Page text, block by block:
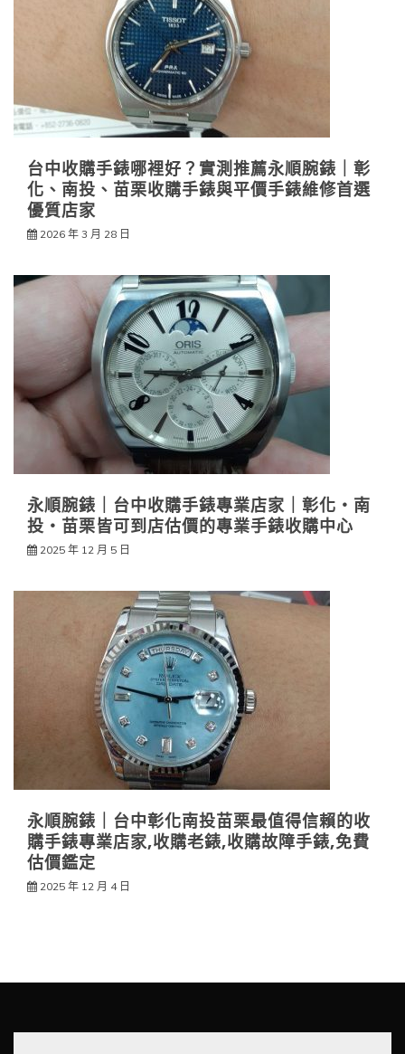
台中收購手錶哪裡好？實測推薦永順腕錶｜彰
化、南投、苗栗收購手錶與平價手錶維修首選
優質店家
2026 年 3 月 28 日
永順腕錶｜台中收購手錶專業店家｜彰化・南
投・苗栗皆可到店估價的專業手錶收購中心
2025 年 12 月 5 日
永順腕錶｜台中彰化南投苗栗最值得信賴的收
購手錶專業店家,收購老錶,收購故障手錶,免費
估價鑑定
2025 年 12 月 4 日